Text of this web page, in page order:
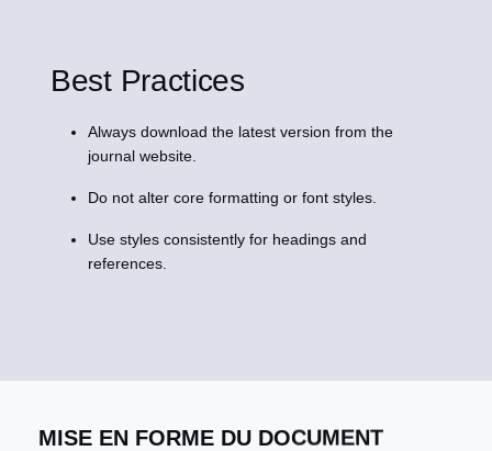
Best Practices
Always download the latest version from the
journal website.
Do not alter core formatting or font styles.
Use styles consistently for headings and
references.
MISE EN FORME DU DOCUMENT